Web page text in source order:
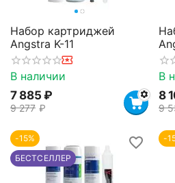
Набор картриджей
Angstra K-11
В наличии
7 885 ₽
9 277 ₽
В
8
9
-15%
БЕСТСЕЛЛЕР
-